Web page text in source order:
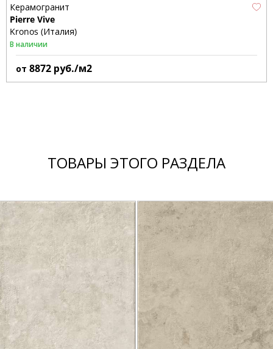
Керамогранит
Pierre Vive
Kronos (Италия)
В наличии
от 8872 руб./м2
ТОВАРЫ ЭТОГО РАЗДЕЛА